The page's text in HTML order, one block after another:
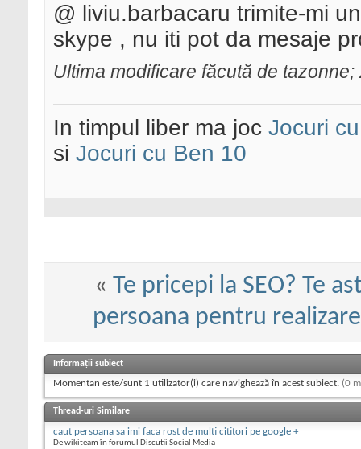
@ liviu.barbacaru trimite-mi
skype , nu iti pot da mesaje
Ultima modificare făcută de
In timpul liber ma joc Jocuri
si Jocuri cu Ben 10
« Te pricepi la SEO? Te
persoana pentru
Informații subiect
Momentan este/sunt 1 utilizator(i) care navighează în acest subiect. (0
Thread-uri Similare
caut persoana sa imi faca rost de multi cititori pe google +
De wikiteam în forumul Discutii Social Media